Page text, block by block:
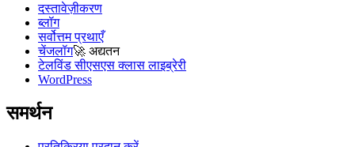
दस्तावेज़ीकरण
ब्लॉग
सर्वोत्तम प्रथाएँ
चेंजलॉग🚀 अद्यतन
टेलविंड सीएसएस क्लास लाइब्रेरी
WordPress
समर्थन